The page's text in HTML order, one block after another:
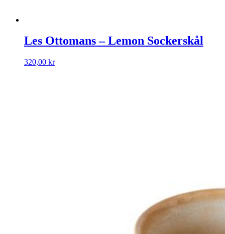
Les Ottomans – Lemon Sockerskål
320,00 kr